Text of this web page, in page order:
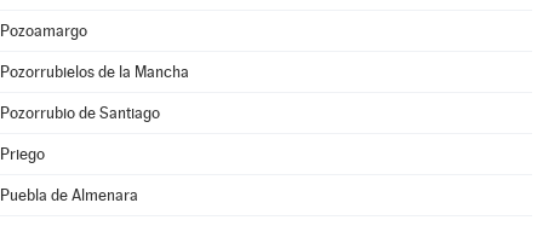
Pozoamargo
Pozorrubielos de la Mancha
Pozorrubio de Santiago
Priego
Puebla de Almenara